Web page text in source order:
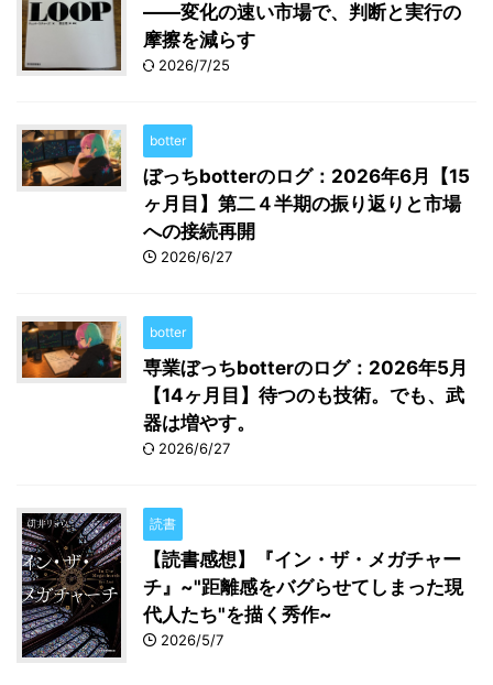
――変化の速い市場で、判断と実行の
摩擦を減らす
2026/7/25
botter
ぼっちbotterのログ：2026年6月【15
ヶ月目】第二４半期の振り返りと市場
への接続再開
2026/6/27
botter
専業ぼっちbotterのログ：2026年5月
【14ヶ月目】待つのも技術。でも、武
器は増やす。
2026/6/27
読書
【読書感想】『イン・ザ・メガチャー
チ』~"距離感をバグらせてしまった現
代人たち"を描く秀作~
2026/5/7